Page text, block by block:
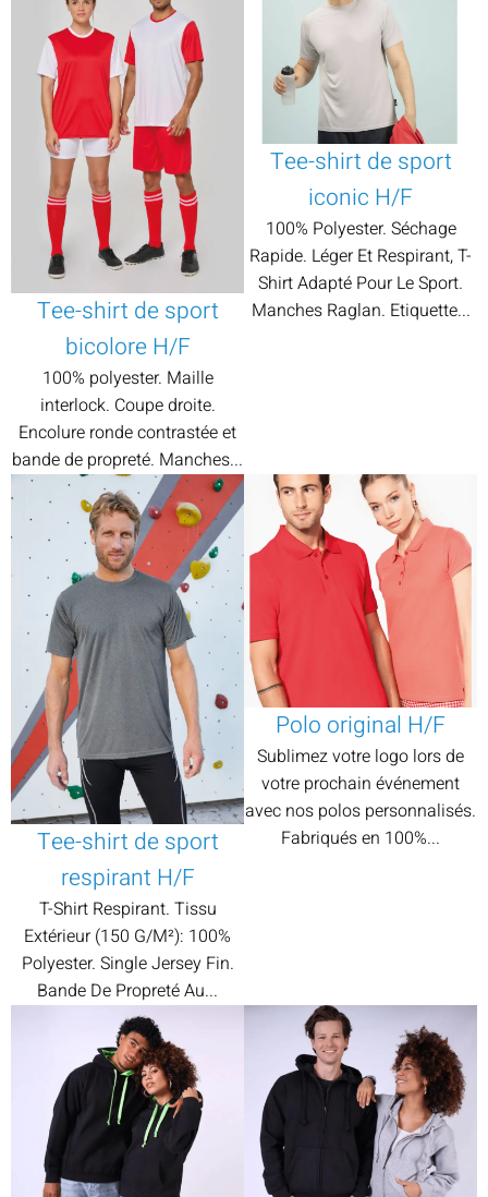
Tee-shirt de sport
bicolore H/F
100% polyester. Maille
interlock. Coupe droite.
Encolure ronde contrastée et
bande de propreté. Manches...
Tee-shirt de sport
iconic H/F
100% Polyester. Séchage
Rapide. Léger Et Respirant, T-
Shirt Adapté Pour Le Sport.
Manches Raglan. Etiquette...
Tee-shirt de sport
respirant H/F
T-Shirt Respirant. Tissu
Extérieur (150 G/M²): 100%
Polyester. Single Jersey Fin.
Bande De Propreté Au...
Polo original H/F
Sublimez votre logo lors de
votre prochain événement
avec nos polos personnalisés.
Fabriqués en 100%...